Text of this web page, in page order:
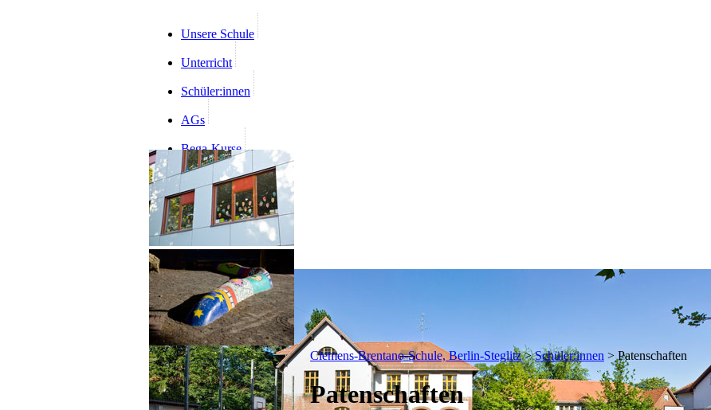
Unsere Schule
Unterricht
Schüler:innen
AGs
Bega-Kurse
Infos
Schulanmeldung
Förderverein
Clemens-Brentano-Schule, Berlin-Steglitz>Schüler:innen >Patenschaften
Patenschaften